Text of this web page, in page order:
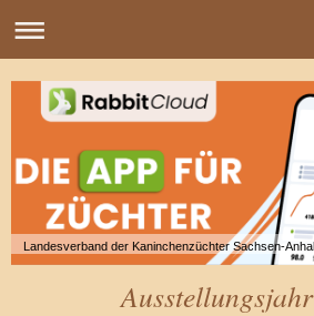
Landesverband der Kaninchenzüchter Sachsen-